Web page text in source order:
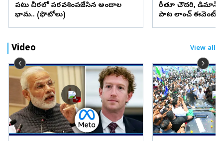
పట్టు చీరలో పరవశింపజేసిన అందాల
భామ.. (ఫొటోలు)
రీతూ చౌదరి, డిమాన్
పాట లాంచ్‌ ఈవెంట్‌
Video View all